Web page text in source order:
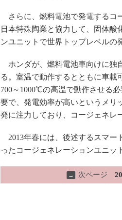
さらに、燃料電池で発電するコ
日本特殊陶業と協力して、固体酸
ンユニットで世界トップレベルの
ホンダが、燃料電池車向けに独
る。室温で動作するとともに車載
700～1000℃の高温で動作させる
要で、発電効率が高いというメリ
発に注力しており、コージェネレ
2013年春には、後述するスマー
ったコージェネレーションユニッ
→ 次ページ